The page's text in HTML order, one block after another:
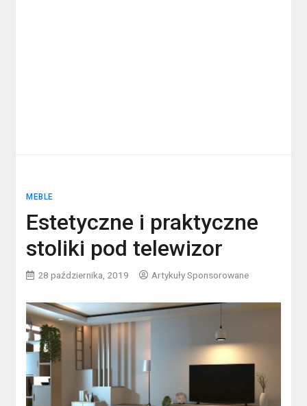
MEBLE
Estetyczne i praktyczne
stoliki pod telewizor
28 października, 2019 Artykuły Sponsorowane